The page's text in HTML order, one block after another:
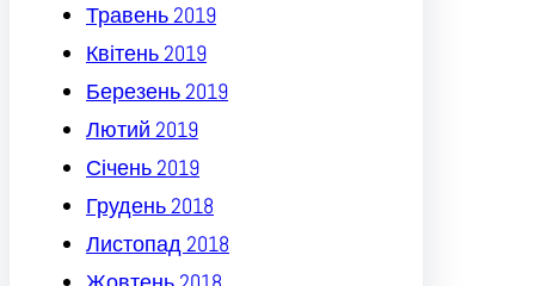
Травень 2019
Квітень 2019
Березень 2019
Лютий 2019
Січень 2019
Грудень 2018
Листопад 2018